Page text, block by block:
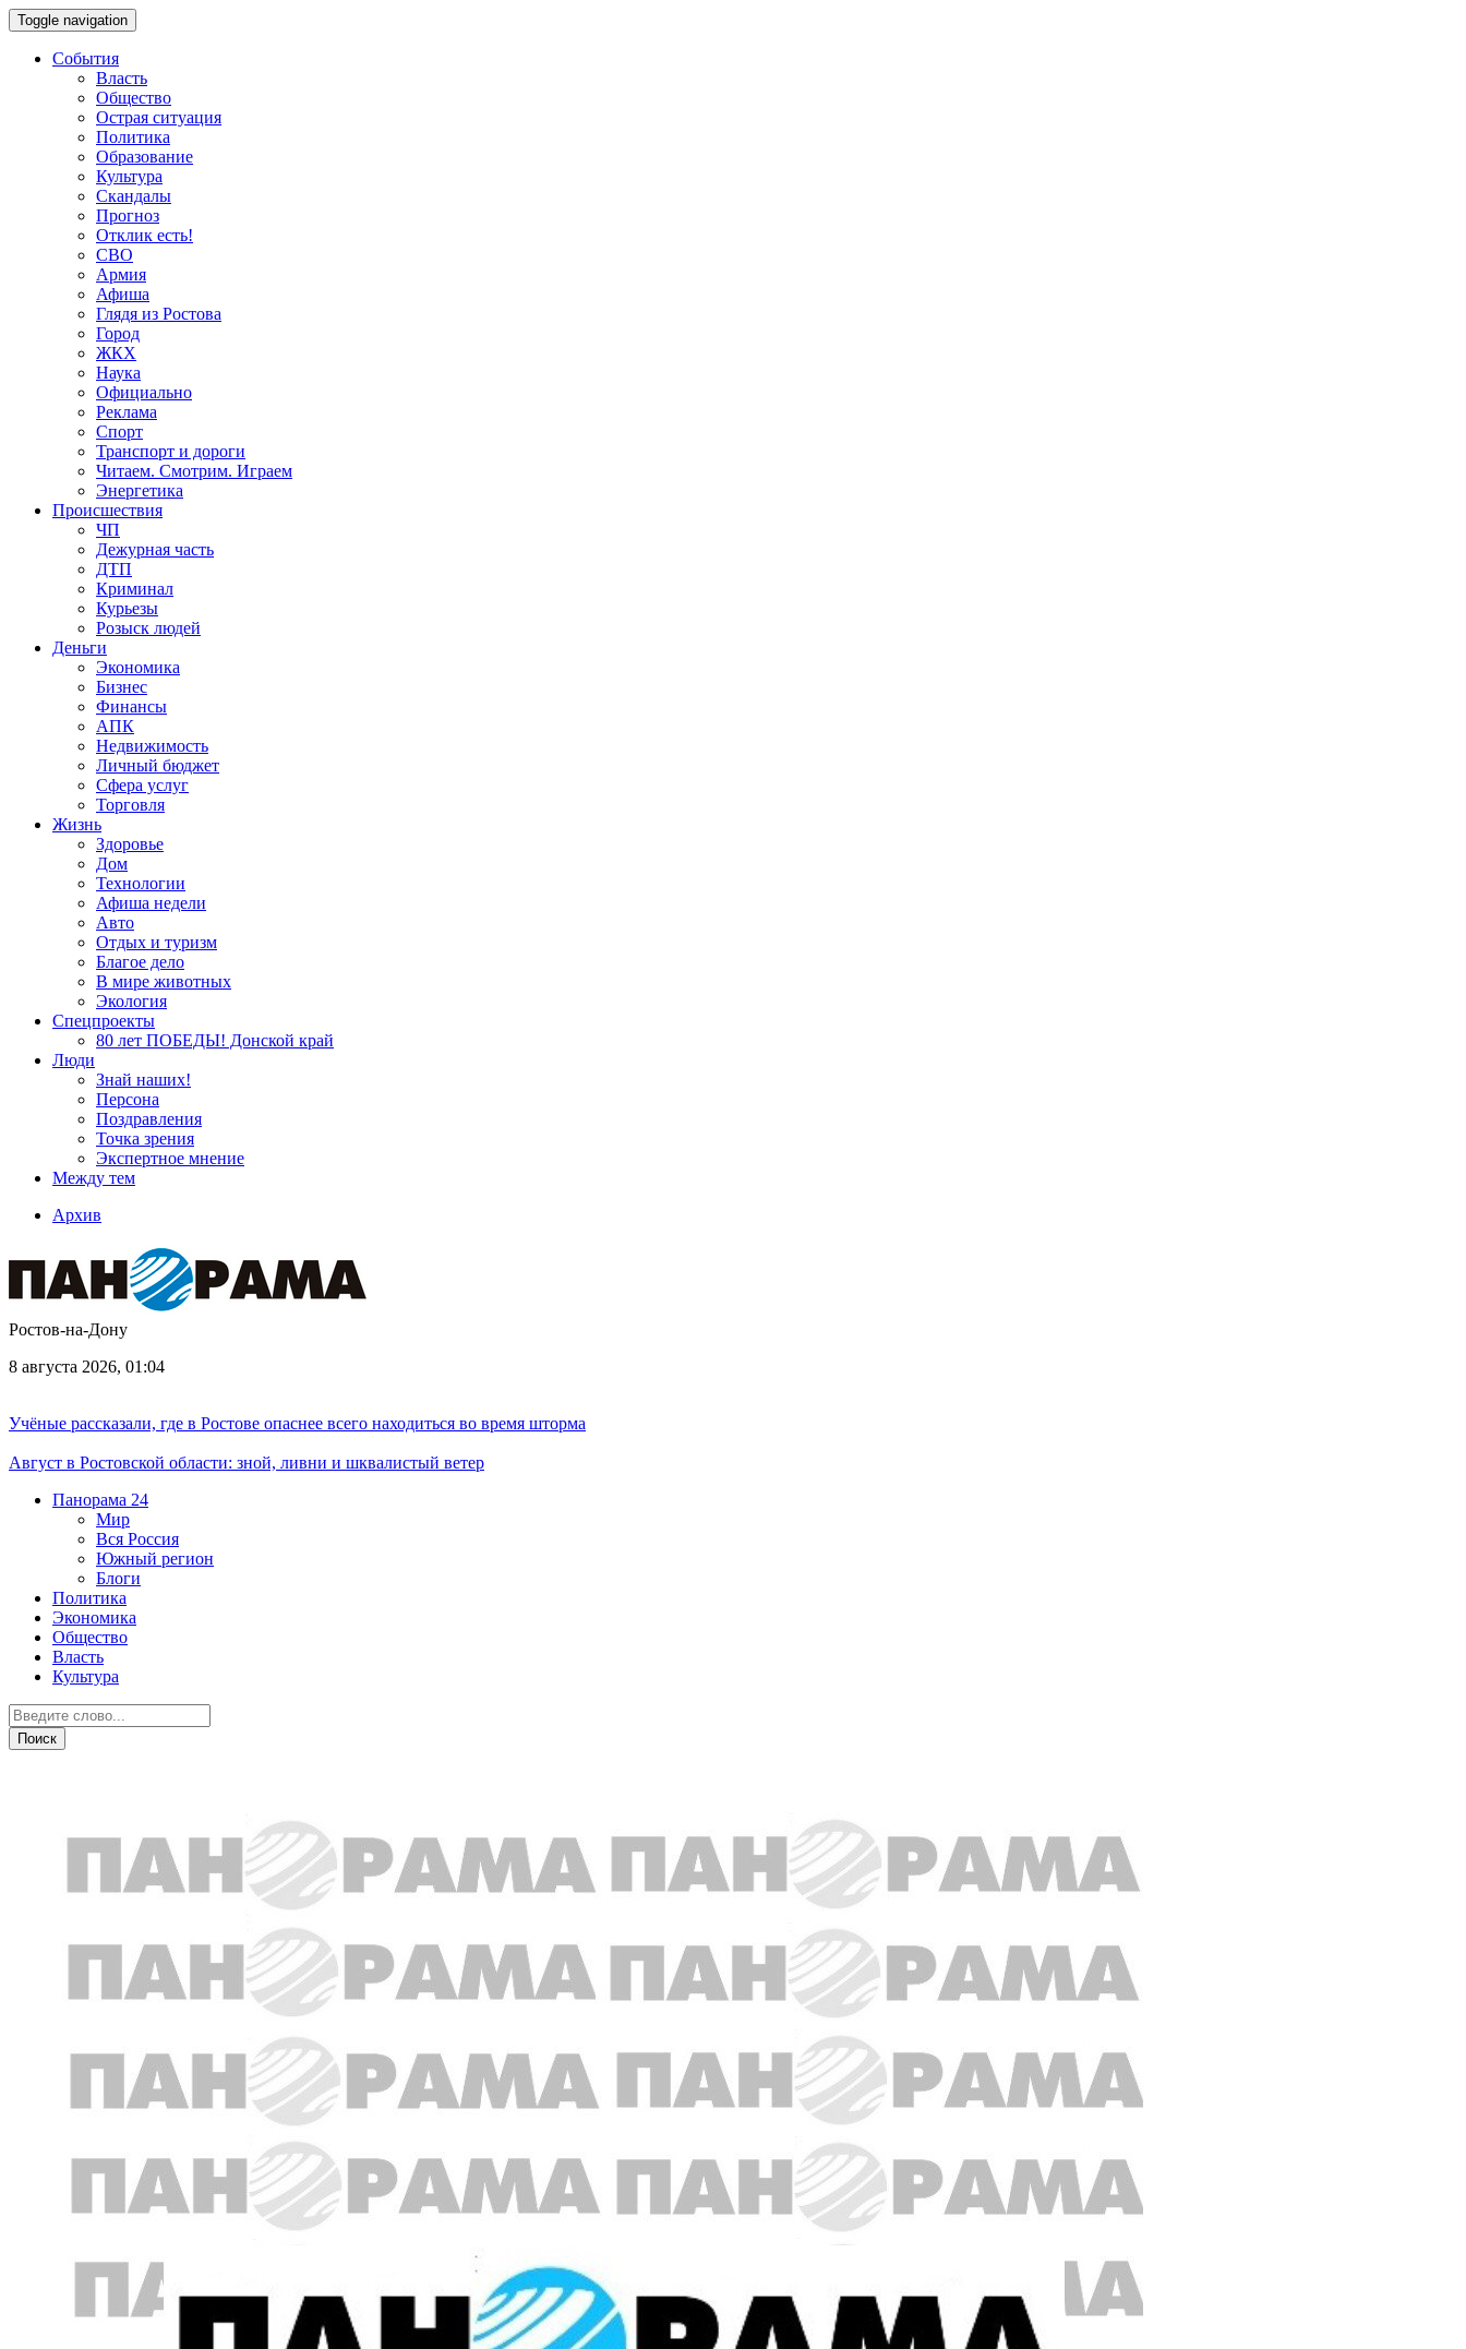
Toggle navigation
События
Власть
Общество
Острая ситуация
Политика
Образование
Культура
Скандалы
Прогноз
Отклик есть!
СВО
Армия
Афиша
Глядя из Ростова
Город
ЖКХ
Наука
Официально
Реклама
Спорт
Транспорт и дороги
Читаем. Смотрим. Играем
Энергетика
Происшествия
ЧП
Дежурная часть
ДТП
Криминал
Курьезы
Розыск людей
Деньги
Экономика
Бизнес
Финансы
АПК
Недвижимость
Личный бюджет
Сфера услуг
Торговля
Жизнь
Здоровье
Дом
Технологии
Афиша недели
Авто
Отдых и туризм
Благое дело
В мире животных
Экология
Спецпроекты
80 лет ПОБЕДЫ! Донской край
Люди
Знай наших!
Персона
Поздравления
Точка зрения
Экспертное мнение
Между тем
Архив
Ростов-на-Дону
8 августа 2026, 01:04
Учёные рассказали, где в Ростове опаснее всего находиться во время шторма
Август в Ростовской области: зной, ливни и шквалистый ветер
Панорама 24
Мир
Вся Россия
Южный регион
Блоги
Политика
Экономика
Общество
Власть
Культура